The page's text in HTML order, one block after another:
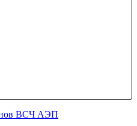
ВСЧ АЭП